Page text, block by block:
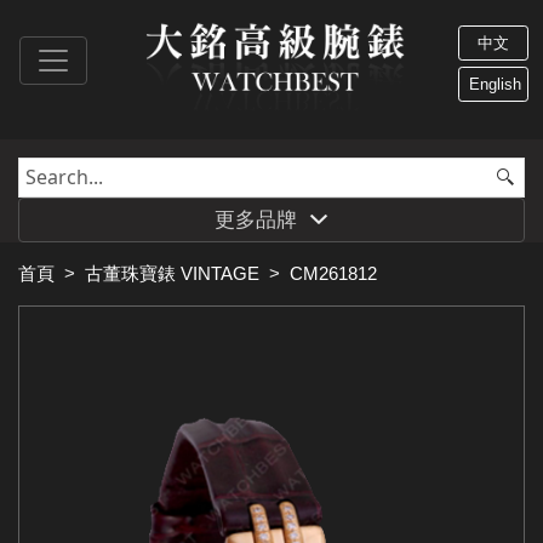
中文
English
更多品牌
首頁 > 古董珠寶錶 VINTAGE > CM261812